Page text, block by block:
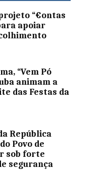
“€ontas
apoiar
“Vem Pó
animam a
das Festas da
República
Povo de
sob forte
segurança